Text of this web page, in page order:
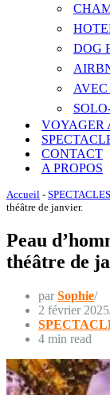
DOG
AVEC
VOYAGER
CONTACT
A PROPOS
Accueil -
théâtre de janvier.
Peau
théâtre de
parSophie
2 février 2025
4 min read